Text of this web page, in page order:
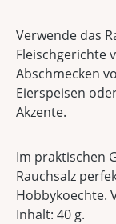
Verwende das
Fleischgerichte
Abschmecken
Eierspeisen
Akzente.
Im praktischen
Rauchsalz
Hobbykoechte.
Inhalt: 40 g.